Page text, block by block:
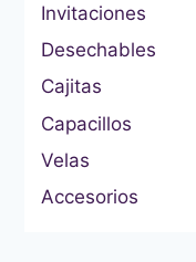
Invitaciones
Desechables
Cajitas
Capacillos
Velas
Accesorios